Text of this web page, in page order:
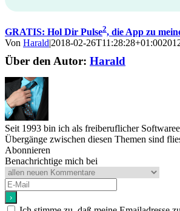
GRATIS: Hol Dir Pulse2, die App zu
Von Harald|2018-02-26T11:28:28+01:00
Über den Autor: Harald
Seit 1993 bin ich als freiberuflicher
Übergänge zwischen diesen Themen sind
Abonnieren
Benachrichtige mich bei